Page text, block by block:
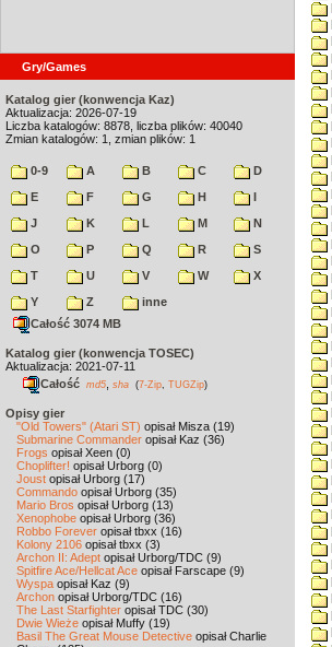
Gry/Games
Katalog gier (konwencja Kaz)
Aktualizacja: 2026-07-19
Liczba katalogów: 8878, liczba plików: 40040
Zmian katalogów: 1, zmian plików: 1
0-9 A B C
D
E
F G H
I
J
K L M
N
O
P Q R
S
T
U V W
X
Y
Z
inne
Całość 3074 MB
Katalog gier (konwencja TOSEC)
Aktualizacja: 2021-07-11
Całość md5 sha (7-Zip TUGZip)
Opisy gier
"Old Towers" (Atari ST) opisał Misza (19)
Submarine Commander opisał Kaz (36)
Frogs opisał Xeen (0)
Choplifter! opisał Urborg (0)
Joust opisał Urborg (17)
Commando opisał Urborg (35)
Mario Bros opisał Urborg (13)
Xenophobe opisał Urborg (36)
Robbo Forever opisał tbxx (16)
Kolony 2106 opisał tbxx (3)
Archon II: Adept opisał Urborg/TDC (9)
Spitfire Ace/Hellcat Ace opisał Farscape (9)
Wyspa opisał Kaz (9)
Archon opisał Urborg/TDC (16)
The Last Starfighter opisał TDC (30)
Dwie Wieże opisał Muffy (19)
Basil The Great Mouse Detective opisał Charlie